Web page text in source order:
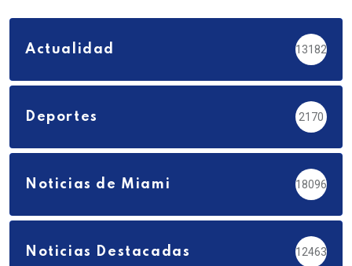
Actualidad 13182
Deportes 2170
Noticias de Miami 18096
Noticias Destacadas 12463